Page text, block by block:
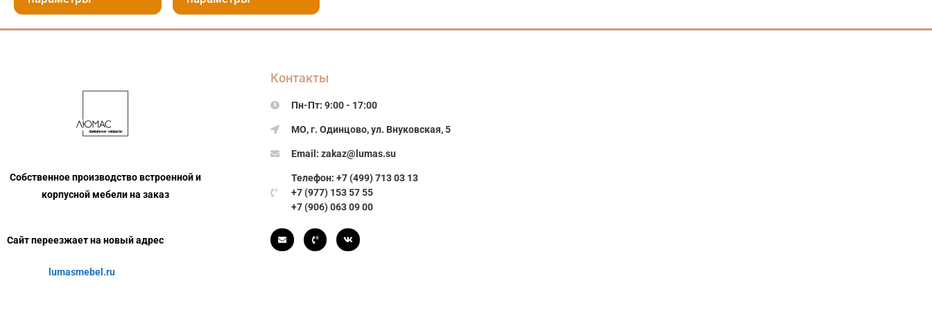
Собственное производство встроенной и
корпусной мебели на заказ
Сайт переезжает на новый адрес
lumasmebel.ru
Контакты
Пн-Пт: 9:00 - 17:00
МО, г. Одинцово, ул. Внуковская, 5
Email: zakaz@lumas.su
Телефон: +7 (499) 713 03 13
+7 (977) 153 57 55
+7 (906) 063 09 00